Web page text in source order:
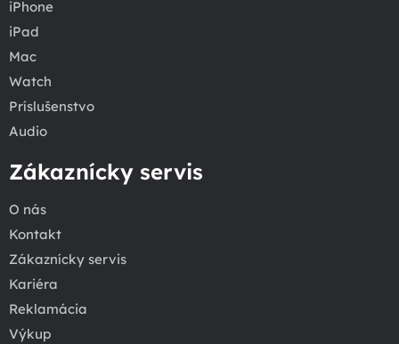
iPhone
iPad
Mac
Watch
Príslušenstvo
Audio
Zákaznícky servis
O nás
Kontakt
Zákaznícky servis
Kariéra
Reklamácia
Výkup